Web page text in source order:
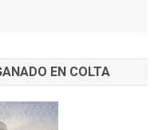
EN COLTA